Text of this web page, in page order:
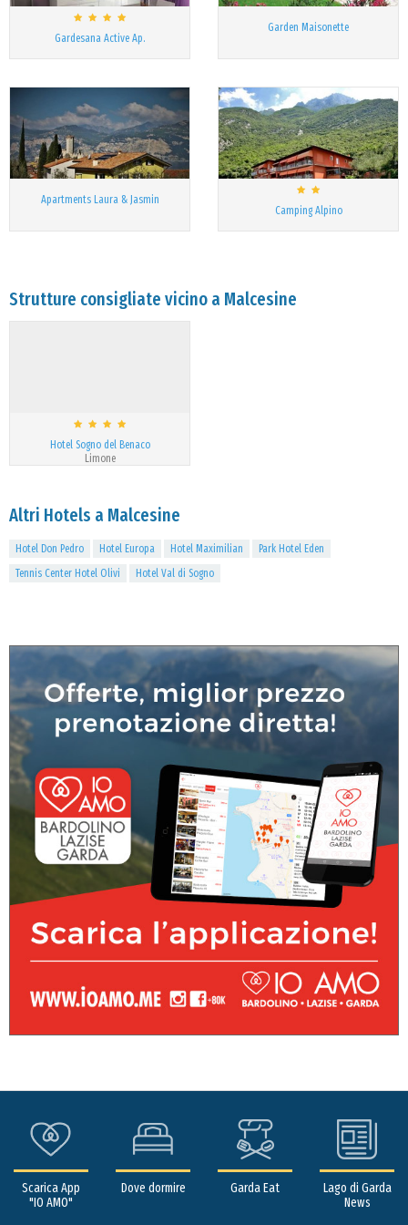
Gardesana Active Ap.
Garden Maisonette
Apartments Laura & Jasmin
Camping Alpino
Strutture consigliate vicino a Malcesine
Hotel Sogno del Benaco
Limone
Altri Hotels a Malcesine
Hotel Don Pedro Hotel Europa Hotel Maximilian
Park Hotel Eden
Tennis Center Hotel Olivi
Hotel Val di Sogno
Scarica App
"IO AMO"
Dove dormire Garda Eat
Lago di Garda
News